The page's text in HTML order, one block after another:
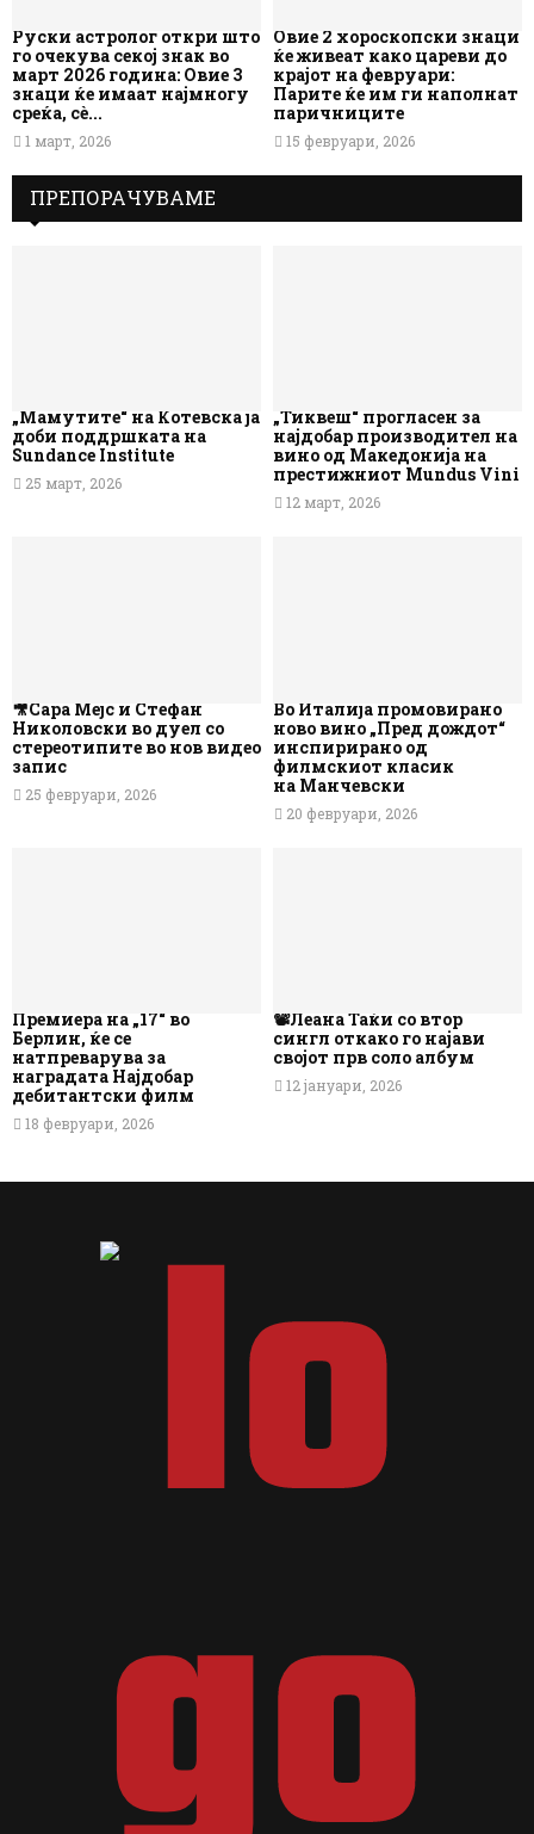
Руски астролог откри што
го очекува секој знак во
март 2026 година: Овие 3
знаци ќе имаат најмногу
среќа, сè...
1 март, 2026
Овие 2 хороскопски знаци
ќе живеат како цареви до
крајот на февруари:
Парите ќе им ги наполнат
паричниците
15 февруари, 2026
ПРЕПОРАЧУВАМЕ
„Мамутите“ на Котевска ја
доби поддршката на
Sundance Institute
25 март, 2026
„Тиквеш“ прогласен за
најдобар производител на
вино од Македонија на
престижниот Mundus Vini
12 март, 2026
🎥Сара Мејс и Стефан
Николовски во дуел со
стереотипите во нов видео
запис
25 февруари, 2026
Во Италија промовирано
ново вино „Пред дождот“
инспирирано од
филмскиот класик
на Манчевски
20 февруари, 2026
Премиера на „17“ во
Берлин, ќе се
натпреварува за
наградата Најдобар
дебитантски филм
18 февруари, 2026
📽️Леана Таќи со втор
сингл откако го најави
својот прв соло албум
12 јануари, 2026